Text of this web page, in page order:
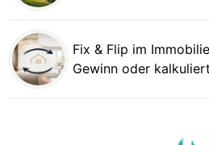
Fix & Flip im
Gewinn oder